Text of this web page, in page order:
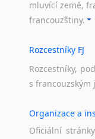
mluvící země,
francouzštiny.
Rozcestníky FJ
Rozcestníky,
s francouzským
Organizace a
Oficiální stránky